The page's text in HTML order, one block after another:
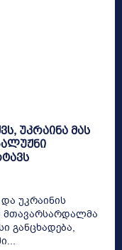
უკრაინა მას
უკრაინის
მთავარსარდალმა
განცხადება,